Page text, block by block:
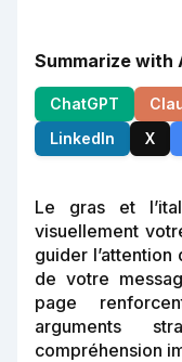
Summarize with
ChatGPT
LinkedIn
X
Le gras et
visuellement
guider
de votre
page
arguments
compréhension